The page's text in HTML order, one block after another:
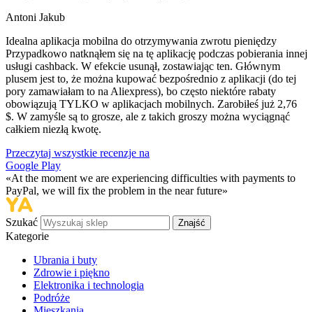
Antoni Jakub
Idealna aplikacja mobilna do otrzymywania zwrotu pieniędzy
Przypadkowo natknąłem się na tę aplikację podczas pobierania innej
usługi cashback. W efekcie usunął, zostawiając ten. Głównym
plusem jest to, że można kupować bezpośrednio z aplikacji (do tej
pory zamawiałam to na Aliexpress), bo często niektóre rabaty
obowiązują TYLKO w aplikacjach mobilnych. Zarobiłeś już 2,76
$. W zamyśle są to grosze, ale z takich groszy można wyciągnąć
całkiem niezłą kwotę.
Przeczytaj wszystkie recenzje na
Google Play
«At the moment we are experiencing difficulties with payments to
PayPal, we will fix the problem in the near future»
Szukać Znajść
Kategorie
Ubrania i buty
Zdrowie i piękno
Elektronika i technologia
Podróże